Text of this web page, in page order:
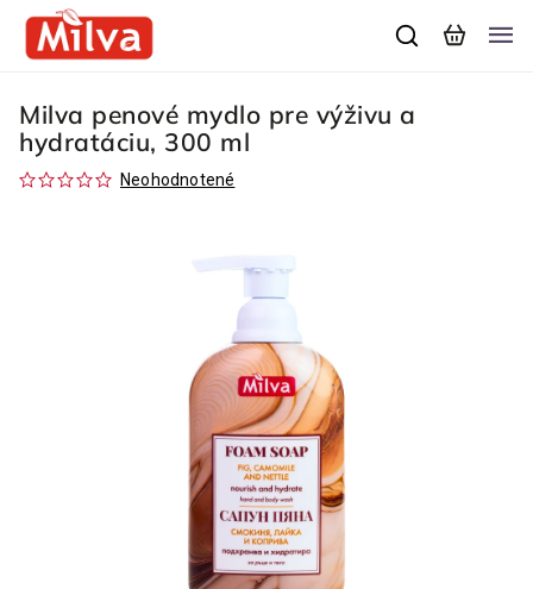
Milva penové mydlo pre výživu a
hydratáciu, 300 ml
Neohodnotené